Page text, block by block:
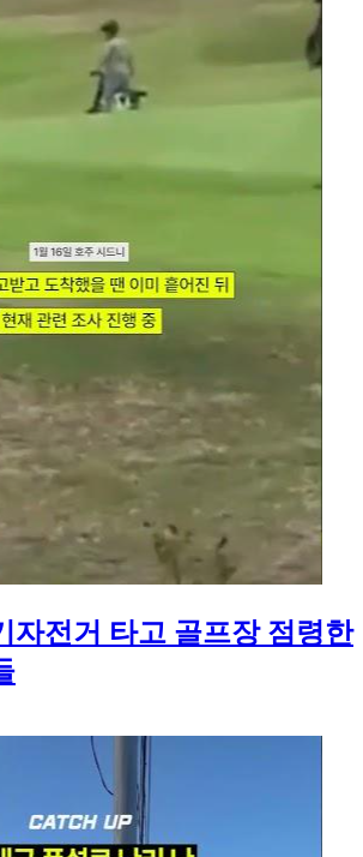
자전거 타고 골프장 점령한